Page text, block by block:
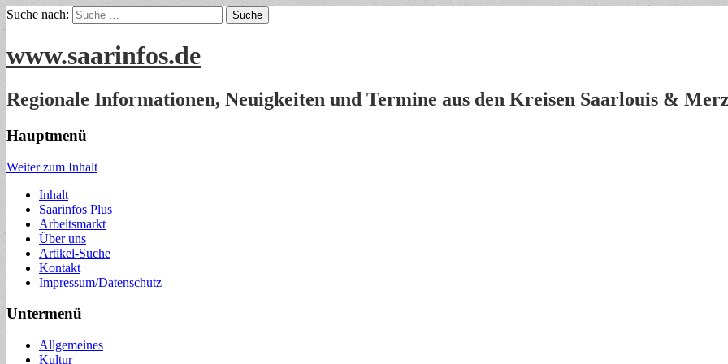
Suche nach:
www.saarinfos.de
Regionale Informationen, Neuigkeiten und Termine aus den Kreisen Saarlouis &
Hauptmenü
Weiter zum Inhalt
Inhalt
Saarinfos Plus
Arbeitsmarkt
Über uns
Artikel-Suche
Kontakt
Impressum/Datenschutz
Untermenü
Allgemeines
Kultur